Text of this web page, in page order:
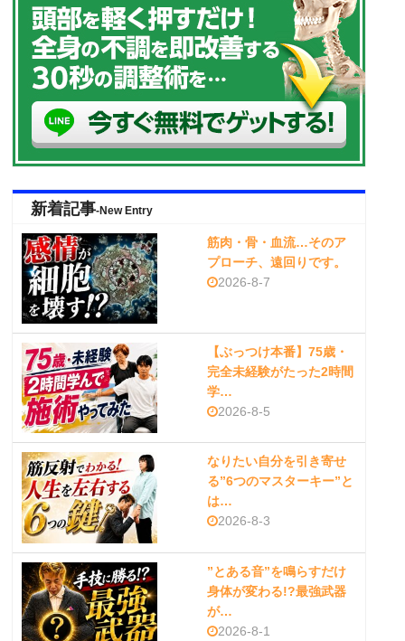
新着記事-New Entry
筋肉・骨・血流…そのア
プローチ、遠回りです。
2026-8-7
【ぶっつけ本番】75歳・
完全未経験がたった2時間
学…
2026-8-5
なりたい自分を引き寄せ
る”6つのマスターキー”と
は…
2026-8-3
”とある音”を鳴らすだけ
身体が変わる!?最強武器
が…
2026-8-1